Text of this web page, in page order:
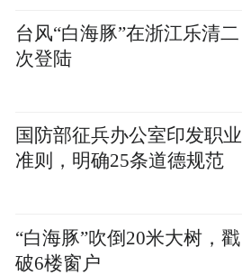
台风“白海豚”在浙江乐清二
次登陆
国防部征兵办公室印发职业
准则，明确25条道德规范
“白海豚”吹倒20米大树，戳
破6楼窗户